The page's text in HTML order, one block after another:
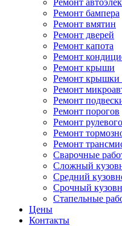
Ремонт
Ремонт бампера
Ремонт вмятин
Ремонт дверей
Ремонт капота
Ремонт
Ремонт крыши
Ремонт крышки
Ремонт
Ремонт
Ремонт порогов
Ремонт
Ремонт
Ремонт
Сварочные
Сложный
Средний
Срочный
Стапельные
Цены
Контакты